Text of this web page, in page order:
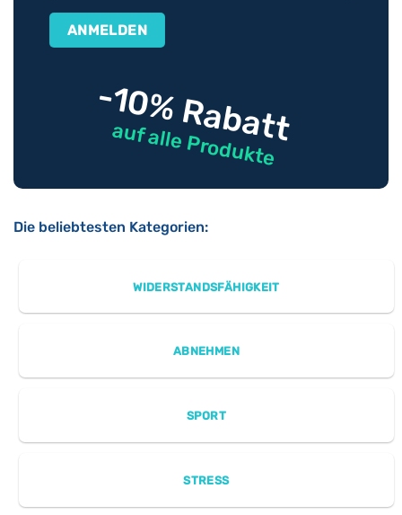
-10% Rabatt
auf alle Produkte
Die beliebtesten Kategorien:
WIDERSTANDSFÄHIGKEIT
ABNEHMEN
SPORT
STRESS